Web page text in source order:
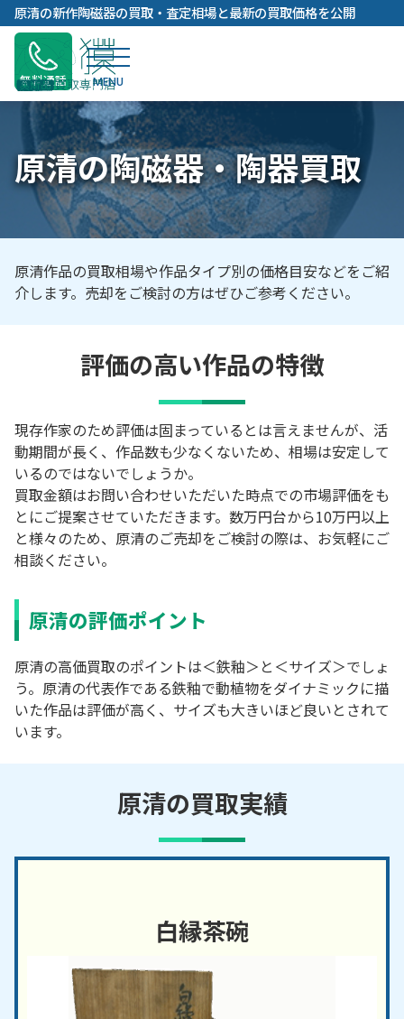
内
容
キ
ッ
プ
原清の新作陶磁器の買取・査定相場と最新の買取価格を公開
無料通話
原清の陶磁器・陶器買取
原清作品の買取相場や作品タイプ別の価格目安などをご紹
介します。売却をご検討の方はぜひご参考ください。
評価の高い作品の特徴
現存作家のため評価は固まっているとは言えませんが、活
動期間が長く、作品数も少なくないため、相場は安定して
いるのではないでしょうか。
買取金額はお問い合わせいただいた時点での市場評価をも
とにご提案させていただきます。数万円台から10万円以上
と様々のため、原清のご売却をご検討の際は、お気軽にご
相談ください。
原清の評価ポイント
原清の高価買取のポイントは＜鉄釉＞と＜サイズ＞でしょ
う。原清の代表作である鉄釉で動植物をダイナミックに描
いた作品は評価が高く、サイズも大きいほど良いとされて
います。
原清の買取実績
白縁茶碗